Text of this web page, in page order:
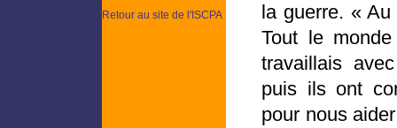
Retour au site de l'ISCPA
la guerre. « Au
Tout le
travaillais
puis ils ont
pour nous